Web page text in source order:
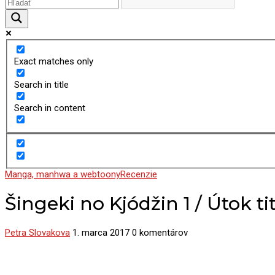
Exact matches only
Search in title
Search in content
Manga, manhwa a webtoonyRecenzie
Šingeki no Kjódžin 1 / Útok
Petra Slovakova 1. marca 2017 0 komentárov